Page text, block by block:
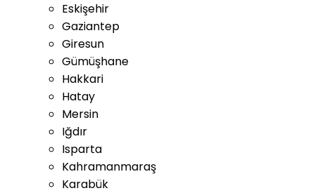
Eskişehir
Gaziantep
Giresun
Gümüşhane
Hakkari
Hatay
Mersin
Iğdır
Isparta
Kahramanmaraş
Karabük